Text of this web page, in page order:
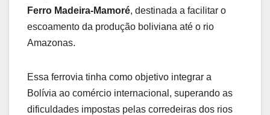
Ferro Madeira-Mamoré, destinada a facilitar o
escoamento da produção boliviana até o rio
Amazonas.
Essa ferrovia tinha como objetivo integrar a
Bolívia ao comércio internacional, superando as
dificuldades impostas pelas corredeiras dos rios